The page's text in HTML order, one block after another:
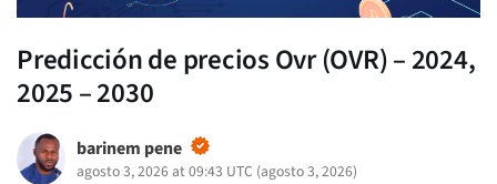
Predicción de precios Ovr (OVR) – 2024,
2025 – 2030
barinem pene
agosto 3, 2026 at 09:43 UTC (agosto 3, 2026)